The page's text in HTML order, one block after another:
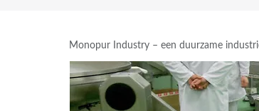
Monopur Industry – een duurzame